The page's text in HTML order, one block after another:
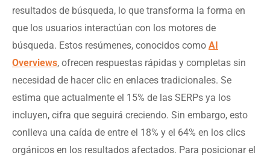
resultados de búsqueda, lo que transforma la forma en
que los usuarios interactúan con los motores de
búsqueda. Estos resúmenes, conocidos como AI
Overviews, ofrecen respuestas rápidas y completas sin
necesidad de hacer clic en enlaces tradicionales. Se
estima que actualmente el 15% de las SERPs ya los
incluyen, cifra que seguirá creciendo. Sin embargo, esto
conlleva una caída de entre el 18% y el 64% en los clics
orgánicos en los resultados afectados. Para posicionar el